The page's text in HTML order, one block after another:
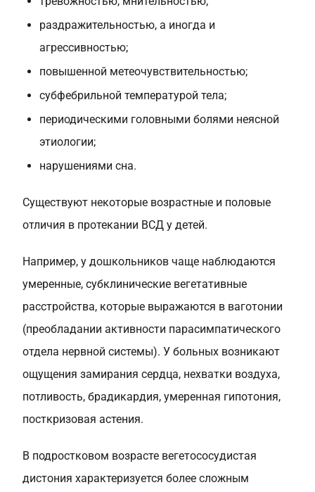
раздражительностью, а иногда и
агрессивностью;
повышенной метеочувствительностью;
субфебрильной температурой тела;
периодическими головными болями неясной
этиологии;
нарушениями сна.
Существуют некоторые возрастные и половые
отличия в протекании ВСД у детей.
Например, у дошкольников чаще наблюдаются
умеренные, субклинические вегетативные
расстройства, которые выражаются в ваготонии
(преобладании активности парасимпатического
отдела нервной системы). У больных возникают
ощущения замирания сердца, нехватки воздуха,
потливость, брадикардия, умеренная гипотония,
посткризовая астения.
В подростковом возрасте вегетососудистая
дистония характеризуется более сложным